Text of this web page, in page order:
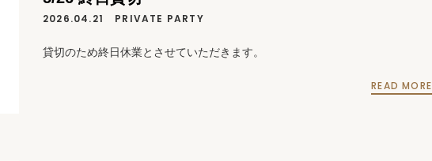
2026.04.21 PRIVATE PARTY
貸切のため終日休業とさせていただきます。
READ MORE